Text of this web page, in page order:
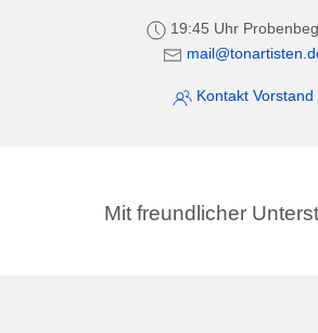
19:45 Uhr
Kontakt Vorstand
Mit freundlicher